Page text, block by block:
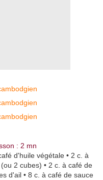
: 2 mn
d'huile végétale • 2 c. à
2 cubes) • 2 c. à café de
d'ail • 8 c. à café de sauce